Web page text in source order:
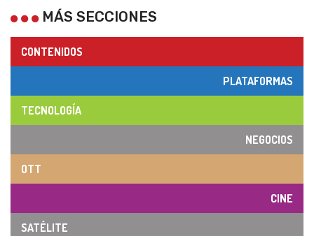
MÁS SECCIONES
CONTENIDOS
PLATAFORMAS
TECNOLOGÍA
NEGOCIOS
OTT
CINE
SATÉLITE